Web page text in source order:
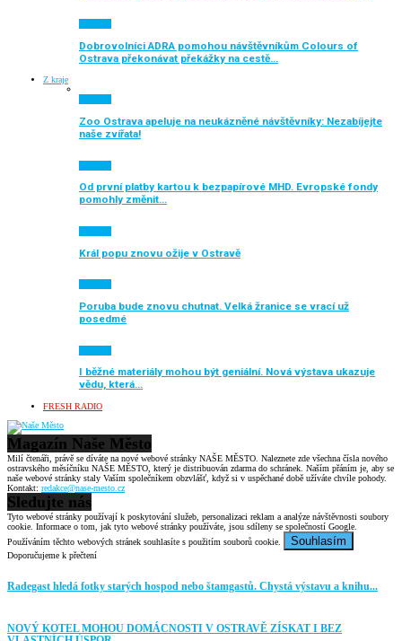
Dobrovolníci ADRA pomohou návštěvníkům Colours of
Ostrava překonávat překážky na cestě…
Z kraje
Zoo Ostrava apeluje na neukázněné návštěvníky: Nezabíjejte
naše zvířata!
Od první platby kartou k bezpapírové MHD. Evropské fondy
pomohly změnit…
Král popu znovu ožije v Ostravě
Poruba bude znovu chutnat. Velká žranice se vrací už
posedmé
I běžné materiály mohou být geniální. Nová výstava ukazuje
vědu, která…
FRESH RADIO
Magazín Naše Město
Milí čtenáři, právě se díváte na nové webové stránky NAŠE MĚSTO. Naleznete zde všechna čísla nového
ostravského měsíčníku NAŠE MĚSTO, který je distribuován zdarma do schránek. Naším přáním je, aby se
naše webové stránky staly Vaším společníkem obzvlášť, když si v uspěchané době užíváte chvíle pohody.
Kontakt: redakce@nase-mesto.cz
Sledujte nás
Tyto webové stránky používají k poskytování služeb, personalizaci reklam a analýze návštěvnosti soubory
cookie. Informace o tom, jak tyto webové stránky používáte, jsou sdíleny se společností Google.
Používáním těchto webových stránek souhlasíte s použitím souborů cookie.
Souhlasím
Doporučujeme k přečtení
Radegast hledá fotky starých hospod nebo štamgastů. Chystá výstavu a knihu...
NOVÝ KOTEL MOHOU DOMÁCNOSTI V OSTRAVĚ ZÍSKAT I BEZ